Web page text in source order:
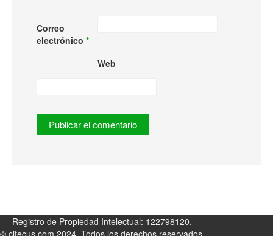
Correo
electrónico *
Web
Registro de Propiedad Intelectual: 122798120.